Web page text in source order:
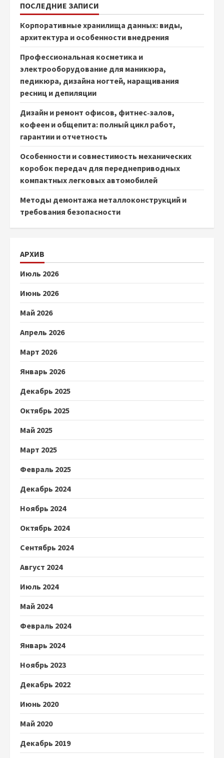
ПОСЛЕДНИЕ ЗАПИСИ
Корпоративные хранилища данных: виды,
архитектура и особенности внедрения
Профессиональная косметика и
электрооборудование для маникюра,
педикюра, дизайна ногтей, наращивания
ресниц и депиляции
Дизайн и ремонт офисов, фитнес‑залов,
кофеен и общепита: полный цикл работ,
гарантии и отчетность
Особенности и совместимость механических
коробок передач для переднеприводных
компактных легковых автомобилей
Методы демонтажа металлоконструкций и
требования безопасности
АРХИВ
Июль 2026
Июнь 2026
Май 2026
Апрель 2026
Март 2026
Январь 2026
Декабрь 2025
Октябрь 2025
Май 2025
Март 2025
Февраль 2025
Декабрь 2024
Ноябрь 2024
Октябрь 2024
Сентябрь 2024
Август 2024
Июль 2024
Май 2024
Февраль 2024
Январь 2024
Ноябрь 2023
Декабрь 2022
Июнь 2020
Май 2020
Декабрь 2019